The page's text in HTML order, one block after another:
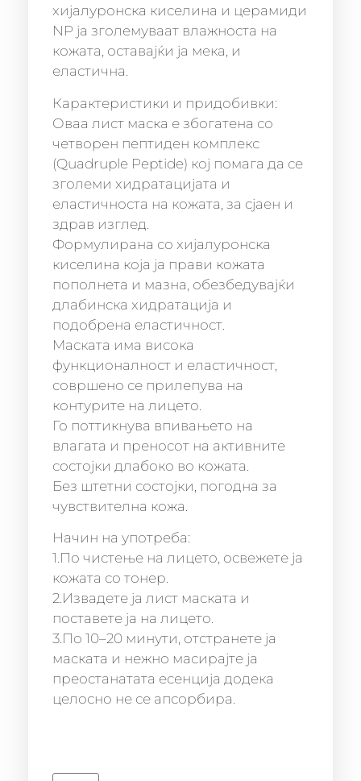
хијалуронска киселина и церамиди
NP ја зголемуваат влажноста на
кожата, оставајќи ја мека, и
еластична.
Карактеристики и придобивки:
Оваа лист маска е збогатена со
четворен пептиден комплекс
(Quadruple Peptide) кој помага да се
зголеми хидратацијата и
еластичноста на кожата, за сјаен и
здрав изглед.
Формулирана со хијалуронска
киселина која ја прави кожата
пополнета и мазна, обезбедувајќи
длабинска хидратација и
подобрена еластичност.
Маската има висока
функционалност и еластичност,
совршено се прилепува на
контурите на лицето.
Го поттикнува впивањето на
влагата и преносот на активните
состојки длабоко во кожата.
Без штетни состојки, погодна за
чувствителна кожа.
Начин на употреба:
1.По чистење на лицето, освежете ја
кожата со тонер.
2.Извадете ја лист маската и
поставете ја на лицето.
3.По 10–20 минути, отстранете ја
маската и нежно масирајте ја
преостанатата есенција додека
целосно не се апсорбира.